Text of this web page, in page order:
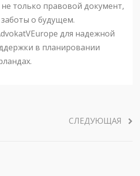
только правовой документ,
о будущем.
для надежной
в планировании
СЛЕДУЮЩАЯ